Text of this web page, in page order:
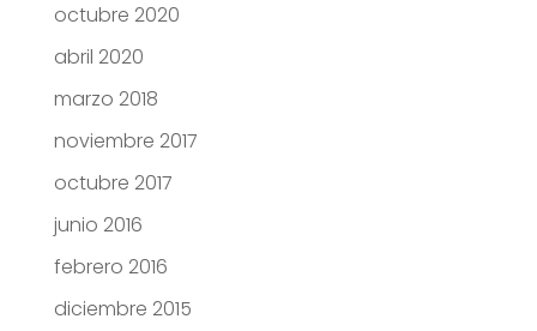
octubre 2020
abril 2020
marzo 2018
noviembre 2017
octubre 2017
junio 2016
febrero 2016
diciembre 2015